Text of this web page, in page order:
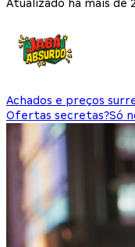
Atualizado há mais de
Achados e preços
Ofertas secretas?Só